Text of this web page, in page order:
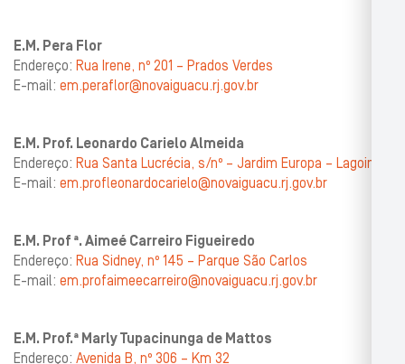
E.M. Pera Flor
Endereço: Rua Irene, nº 201 – Prados Verdes
E-mail: em.peraflor@novaiguacu.rj.gov.br
E.M. Prof. Leonardo Carielo Almeida
Endereço: Rua Santa Lucrécia, s/nº – Jardim Europa – Lagoinha
E-mail: em.profleonardocarielo@novaiguacu.rj.gov.br
E.M. Prof ª. Aimeé Carreiro Figueiredo
Endereço: Rua Sidney, nº 145 – Parque São Carlos
E-mail: em.profaimeecarreiro@novaiguacu.rj.gov.br
E.M. Prof.ª Marly Tupacinunga de Mattos
Endereço: Avenida B, nº 306 – Km 32